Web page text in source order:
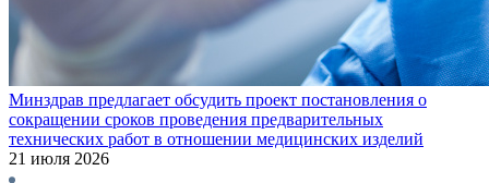
Минздрав предлагает обсудить проект постановления о
сокращении сроков проведения предварительных
технических работ в отношении медицинских изделий
21 июля 2026